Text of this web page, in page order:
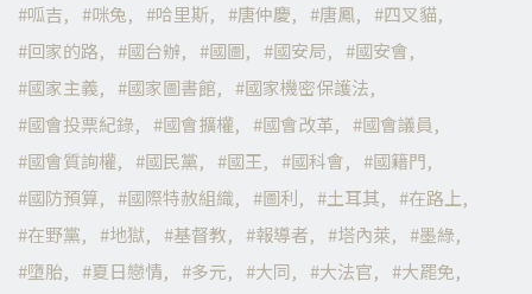
呱吉
咪兔 哈里斯 唐仲慶 唐鳳
四叉貓
回家的路
國台辦 國圖 國安局
國安會
國家主義
國家圖書館
國家機密保護法
國會投票紀錄
國會擴權 國會改革
國會議員
國會質詢權
國民黨 國王 國科會
國籍門
國防預算
國際特赦組織 圖利 土耳其
在路上
在野黨
地獄 基督教 報導者 塔內萊
墨綠
墮胎
夏日戀情 多元 大同 大法官
大罷免